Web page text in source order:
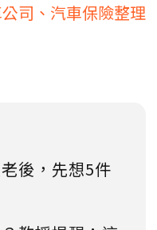
司、汽車保險整理
後，先想5件